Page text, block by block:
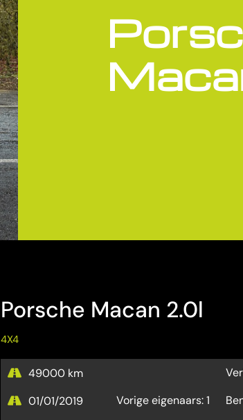
Porsche Macan 2.0l
4X4
49000 km
01/01/2019
Vorige eigenaars: 1